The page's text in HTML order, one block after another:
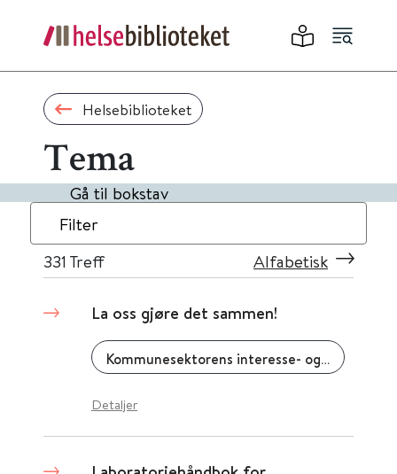
Helsebiblioteket
Tema
Gå til bokstav
Filter
331 Treff Alfabetisk
La oss gjøre det sammen!
Kommunesektorens interesse- og arbeidsgiverorganisasjon (KS)
Detaljer